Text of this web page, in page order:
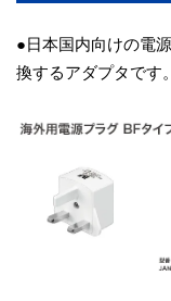
●日本国内向けの電
換するアダプタです。